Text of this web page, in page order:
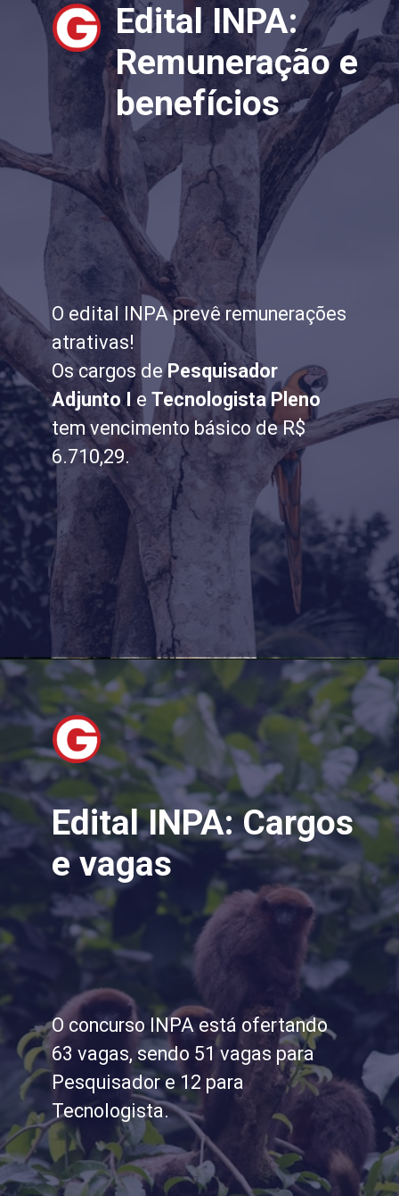
Edital INPA:
Remuneração e
benefícios
O edital INPA prevê remunerações
atrativas!
Os cargos dePesquisador
Adjunto I e Tecnologista Pleno
tem vencimento básico de R$
6.710,29.
Edital INPA: Cargos
e vagas
O concurso INPA está ofertando
63 vagas, sendo 51 vagas para
Pesquisador e 12 para
Tecnologista.